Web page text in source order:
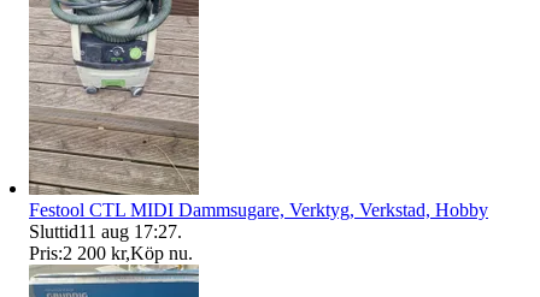
Festool CTL MIDI Dammsugare, Verktyg, Verkstad, Hobby
Sluttid11 aug 17:27.
Pris:2 200 kr,Köp nu.